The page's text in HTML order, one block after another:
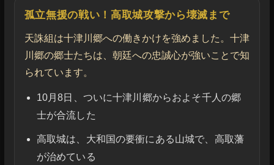
孤立無援の戦い！高取城攻撃から壊滅まで
天誅組は十津川郷への働きかけを強めました。十津
川郷の郷士たちは、朝廷への忠誠心が強いことで知
られています。
10月8日、ついに十津川郷からおよそ千人の郷
士が合流した
高取城は、大和国の要衝にある山城で、高取藩
が治めている